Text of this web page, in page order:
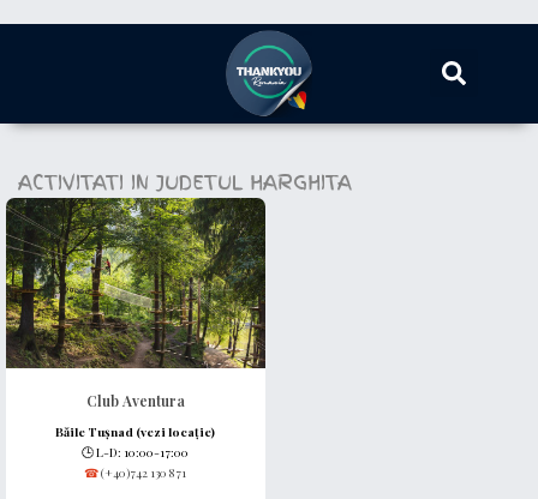
ACTIVITATI IN JUDETUL HARGHITA
Club Aventura
Băile Tușnad (vezi locație)
🕒L-D: 10:00-17:00
☎(+40)742 130 871